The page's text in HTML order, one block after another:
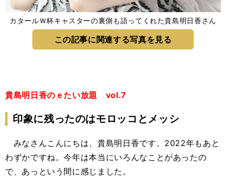
カタールＷ杯キャスターの裏側も語ってくれた貴島明日香さん
この記事に関連する写真を見る
貴島明日香のｅたい放題 vol.7
印象に残ったのはモロッコとメッシ
みなさんこんにちは、貴島明日香です。2022年もあと
わずかですね。今年は本当にいろんなことがあったの
で、あっという間に感じました。